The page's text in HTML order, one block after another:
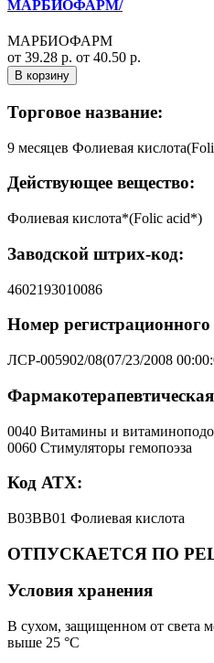
МАРБИОФАРМ/
МАРБИОФАРМ
от 39.28 р. от 40.50 р.
В корзину
Торговое название:
9 месяцев Фолиевая
Действующее вещество:
Фолиевая кислота*(Folic acid*)
Заводской штрих-код:
4602193010086
Номер регистрационного
ЛСР-005902/08(07/23/2008
0040 Витамины и
0060 Стимуляторы гемопоэза
Код АТХ:
B03BB01 Фолиевая кислота
ОТПУСКАЕТСЯ ПО
Условия хранения
В сухом, защищенном от света
выше 25 °C